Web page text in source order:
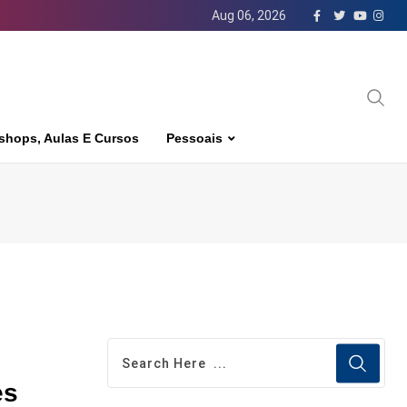
Aug 06, 2026
Aulas E Cursos Pessoais